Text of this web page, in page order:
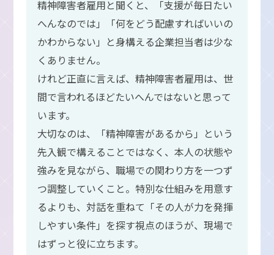
精神障害者雇用と聞くと、「支援が毎日たい
へんなのでは」「何をどう配慮すればいいの
かわからない」と身構える企業担当者は少な
くありません。
けれど正直に言えば、精神障害者雇用は、世
間で言われるほどたいへんではないと思って
います。
大切なのは、「精神障害があるから」という
先入観で構えることではなく、本人の状態や
強みを見ながら、職場での関わり方を一つず
つ調整していくこと。特別な仕組みを用意す
るよりも、対話を重ねて「その人が力を発揮
しやすい条件」を探す視点のほうが、現場で
はずっと役に立ちます。